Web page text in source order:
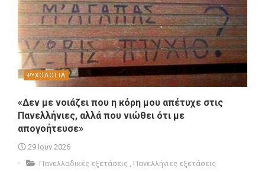
ΨΥΧΟΛΟΓΙΑ
«Δεν με νοιάζει που η κόρη μου απέτυχε στις
Πανελλήνιες, αλλά που νιώθει ότι με
απογοήτευσε»
29 Ιουν 2026
Πανελλαδικές εξετάσεις , Πανελλήνιες εξετάσεις